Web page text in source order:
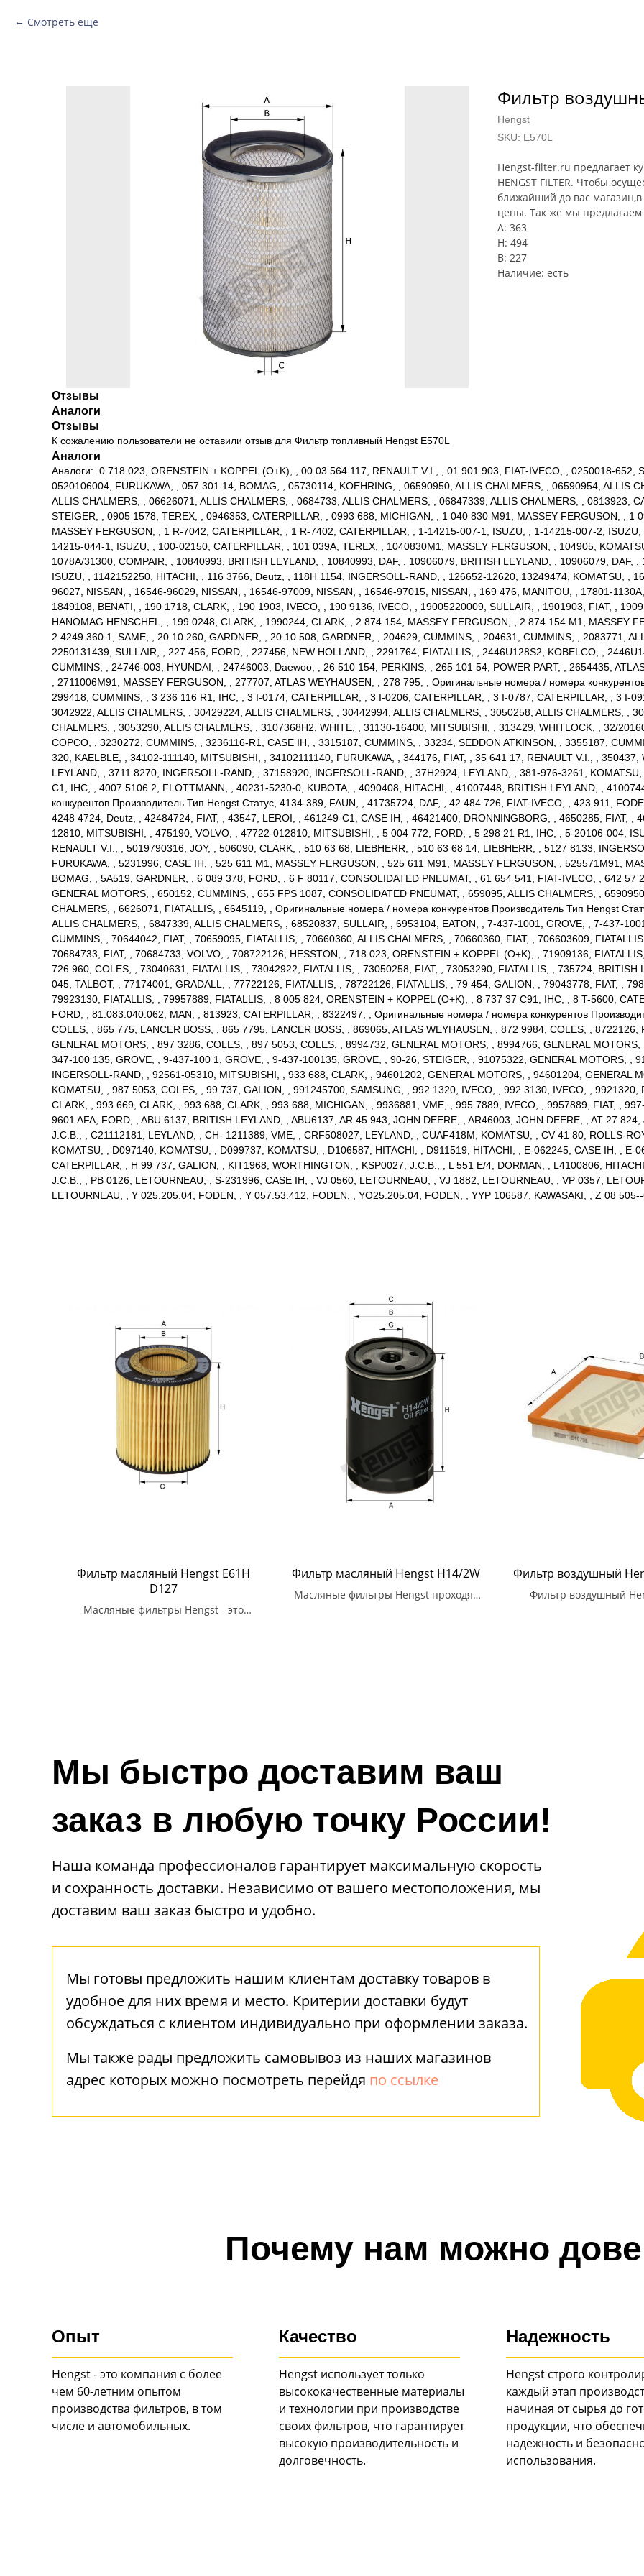
Смотреть еще
Фильтр
Hengst
SKU: E570L
Hengst-filter.ru предлагает
HENGST FILTER. Чтобы
ближайший до вас
цены. Так же мы предлагаем
A: 363
H: 494
B: 227
Наличие: есть
Отзывы
Аналоги
Отзывы
К сожалению пользователи не оставили отзыв для Фильтр топливный Hengst E570L
Аналоги
Аналоги: 0 718 023, ORENSTEIN + KOPPEL (O+K), , 00 03 564 117, RENAULT V.I., , 01 901 903, FIAT-IVECO, , 0250018-652,
0520106004, FURUKAWA, , 057 301 14, BOMAG, , 05730114, KOEHRING, , 06590950, ALLIS CHALMERS, , 06590954, ALLIS
ALLIS CHALMERS, , 06626071, ALLIS CHALMERS, , 0684733, ALLIS CHALMERS, , 06847339, ALLIS CHALMERS, , 0813923,
STEIGER, , 0905 1578, TEREX, , 0946353, CATERPILLAR, , 0993 688, MICHIGAN, , 1 040 830 M91, MASSEY FERGUSON, , 1
MASSEY FERGUSON, , 1 R-7042, CATERPILLAR, , 1 R-7402, CATERPILLAR, , 1-14215-007-1, ISUZU, , 1-14215-007-2,
14215-044-1, ISUZU, , 100-02150, CATERPILLAR, , 101 039A, TEREX, , 1040830M1, MASSEY FERGUSON, , 104905,
1078A/31300, COMPAIR, , 10840993, BRITISH LEYLAND, , 10840993, DAF, , 10906079, BRITISH LEYLAND, , 10906079, DAF,
ISUZU, , 1142152250, HITACHI, , 116 3766, Deutz, , 118H 1154, INGERSOLL-RAND, , 126652-12620, 13249474, KOMATSU, ,
96027, NISSAN, , 16546-96029, NISSAN, , 16546-97009, NISSAN, , 16546-97015, NISSAN, , 169 476, MANITOU, , 17801-
1849108, BENATI, , 190 1718, CLARK, , 190 1903, IVECO, , 190 9136, IVECO, , 19005220009, SULLAIR, , 1901903, FIAT, ,
HANOMAG HENSCHEL, , 199 0248, CLARK, , 1990244, CLARK, , 2 874 154, MASSEY FERGUSON, , 2 874 154 M1, MASSEY
2.4249.360.1, SAME, , 20 10 260, GARDNER, , 20 10 508, GARDNER, , 204629, CUMMINS, , 204631, CUMMINS, , 2083771,
2250131439, SULLAIR, , 227 456, FORD, , 227456, NEW HOLLAND, , 2291764, FIATALLIS, , 2446U128S2, KOBELCO, ,
CUMMINS, , 24746-003, HYUNDAI, , 24746003, Daewoo, , 26 510 154, PERKINS, , 265 101 54, POWER PART, , 2654435,
, 2711006M91, MASSEY FERGUSON, , 277707, ATLAS WEYHAUSEN, , 278 795, , Оригинальные номера / номера
299418, CUMMINS, , 3 236 116 R1, IHC, , 3 I-0174, CATERPILLAR, , 3 I-0206, CATERPILLAR, , 3 I-0787, CATERPILLAR, , 3 I-
3042922, ALLIS CHALMERS, , 30429224, ALLIS CHALMERS, , 30442994, ALLIS CHALMERS, , 3050258, ALLIS CHALMERS, ,
CHALMERS, , 3053290, ALLIS CHALMERS, , 3107368H2, WHITE, , 31130-16400, MITSUBISHI, , 313429, WHITLOCK, , 32/
COPCO, , 3230272, CUMMINS, , 3236116-R1, CASE IH, , 3315187, CUMMINS, , 33234, SEDDON ATKINSON, , 3355187,
320, KAELBLE, , 34102-111140, MITSUBISHI, , 34102111140, FURUKAWA, , 344176, FIAT, , 35 641 17, RENAULT V.I., ,
LEYLAND, , 3711 8270, INGERSOLL-RAND, , 37158920, INGERSOLL-RAND, , 37H2924, LEYLAND, , 381-976-3261,
C1, IHC, , 4007.5106.2, FLOTTMANN, , 40231-5230-0, KUBOTA, , 4090408, HITACHI, , 41007448, BRITISH LEYLAND, ,
конкурентов Производитель Тип Hengst Статус, 4134-389, FAUN, , 41735724, DAF, , 42 484 726, FIAT-IVECO, , 423.911,
4248 4724, Deutz, , 42484724, FIAT, , 43547, LEROI, , 461249-C1, CASE IH, , 46421400, DRONNINGBORG, , 4650285, FIAT, ,
12810, MITSUBISHI, , 475190, VOLVO, , 47722-012810, MITSUBISHI, , 5 004 772, FORD, , 5 298 21 R1, IHC, , 5-20106-004,
RENAULT V.I., , 5019790316, JOY, , 506090, CLARK, , 510 63 68, LIEBHERR, , 510 63 68 14, LIEBHERR, , 5127 8133,
FURUKAWA, , 5231996, CASE IH, , 525 611 M1, MASSEY FERGUSON, , 525 611 M91, MASSEY FERGUSON, , 525571M91,
BOMAG, , 5A519, GARDNER, , 6 089 378, FORD, , 6 F 80117, CONSOLIDATED PNEUMAT, , 61 654 541, FIAT-IVECO, , 642 57
GENERAL MOTORS, , 650152, CUMMINS, , 655 FPS 1087, CONSOLIDATED PNEUMAT, , 659095, ALLIS CHALMERS, ,
CHALMERS, , 6626071, FIATALLIS, , 6645119, , Оригинальные номера / номера конкурентов Производитель Тип Hengst
ALLIS CHALMERS, , 6847339, ALLIS CHALMERS, , 68520837, SULLAIR, , 6953104, EATON, , 7-437-1001, GROVE, , 7-437-
CUMMINS, , 70644042, FIAT, , 70659095, FIATALLIS, , 70660360, ALLIS CHALMERS, , 70660360, FIAT, , 706603609,
70684733, FIAT, , 70684733, VOLVO, , 708722126, HESSTON, , 718 023, ORENSTEIN + KOPPEL (O+K), , 71909136,
726 960, COLES, , 73040631, FIATALLIS, , 73042922, FIATALLIS, , 73050258, FIAT, , 73053290, FIATALLIS, , 735724, BRITISH
045, TALBOT, , 77174001, GRADALL, , 77722126, FIATALLIS, , 78722126, FIATALLIS, , 79 454, GALION, , 79043778, FIAT, ,
79923130, FIATALLIS, , 79957889, FIATALLIS, , 8 005 824, ORENSTEIN + KOPPEL (O+K), , 8 737 37 C91, IHC, , 8 T-5600,
FORD, , 81.083.040.062, MAN, , 813923, CATERPILLAR, , 8322497, , Оригинальные номера / номера конкурентов
COLES, , 865 775, LANCER BOSS, , 865 7795, LANCER BOSS, , 869065, ATLAS WEYHAUSEN, , 872 9984, COLES, ,
GENERAL MOTORS, , 897 3286, COLES, , 897 5053, COLES, , 8994732, GENERAL MOTORS, , 8994766, GENERAL
347-100 135, GROVE, , 9-437-100 1, GROVE, , 9-437-100135, GROVE, , 90-26, STEIGER, , 91075322, GENERAL MOTORS, ,
INGERSOLL-RAND, , 92561-05310, MITSUBISHI, , 933 688, CLARK, , 94601202, GENERAL MOTORS, , 94601204, GENERAL
KOMATSU, , 987 5053, COLES, , 99 737, GALION, , 991245700, SAMSUNG, , 992 1320, IVECO, , 992 3130, IVECO, , 9921320,
CLARK, , 993 669, CLARK, , 993 688, CLARK, , 993 688, MICHIGAN, , 9936881, VME, , 995 7889, IVECO, , 9957889, FIAT, ,
9601 AFA, FORD, , ABU 6137, BRITISH LEYLAND, , ABU6137, AR 45 943, JOHN DEERE, , AR46003, JOHN DEERE, , AT 27
J.C.B., , C21112181, LEYLAND, , CH- 1211389, VME, , CRF508027, LEYLAND, , CUAF418M, KOMATSU, , CV 41 80, ROLLS-
KOMATSU, , D097140, KOMATSU, , D099737, KOMATSU, , D106587, HITACHI, , D911519, HITACHI, , E-062245, CASE IH, , E-
CATERPILLAR, , H 99 737, GALION, , KIT1968, WORTHINGTON, , KSP0027, J.C.B., , L 551 E/4, DORMAN, , L4100806,
J.C.B., , PB 0126, LETOURNEAU, , S-231996, CASE IH, , VJ 0560, LETOURNEAU, , VJ 1882, LETOURNEAU, , VP 0357,
LETOURNEAU, , Y 025.205.04, FODEN, , Y 057.53.412, FODEN, , YO25.205.04, FODEN, , YYP 106587, KAWASAKI, , Z 08
Фильтр масляный Hengst E61H
D127
Масляные фильтры Hengst - это
Фильтр масляный Hengst H14/2W
Масляные фильтры Hengst проходят
Фильтр воздушный
Фильтр воздушный
Мы быстро доставим ваш
заказ в любую точку России!
Мы готовы предложить нашим клиентам доставку товаров в
удобное для них время и место. Критерии доставки будут
обсуждаться с клиентом индивидуально при оформлении заказа.
Мы также рады предложить самовывоз из наших магазинов
адрес которых можно посмотреть перейдя по ссылке
Наша команда профессионалов гарантирует максимальную скорость
и сохранность доставки. Независимо от вашего местоположения, мы
доставим ваш заказ быстро и удобно.
Почему нам можно
Опыт
Hengst - это компания с более
чем 60-летним опытом
производства фильтров, в том
числе и автомобильных.
Качество Надежность
Hengst использует только
высококачественные материалы
и технологии при производстве
своих фильтров, что гарантирует
высокую производительность и
долговечность.
Hengst строго
каждый этап
начиная от сырья до
продукции, что
надежность и
использования.